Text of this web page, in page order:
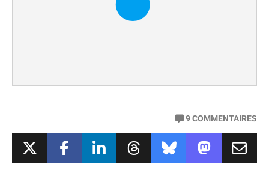
9COMMENTAIRES